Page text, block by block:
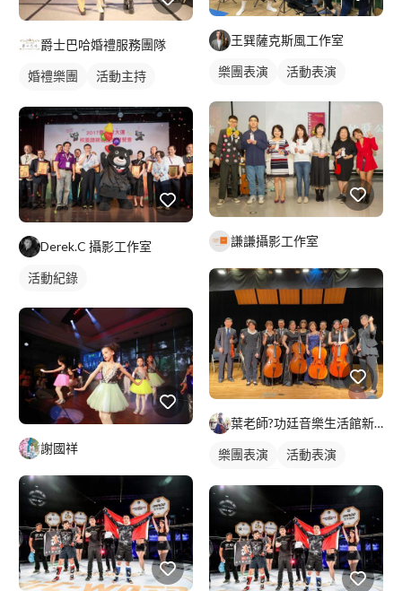
爵士巴哈婚禮服務團隊
婚禮樂團
活動主持
Derek.C 攝影工作室
活動紀錄
謝國祥
王巽薩克斯風工作室
樂團表演 活動表演
謙謙攝影工作室
葉老師?功廷音樂生活館新竹館&竹北館
樂團表演
活動表演